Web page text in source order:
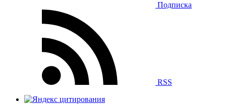
Подписка
RSS